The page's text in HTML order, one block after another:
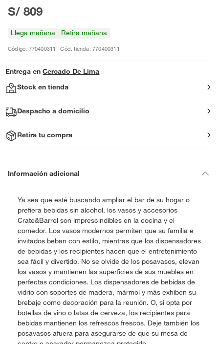
S/ 809
Llega mañana Retira mañana
Código: 770400311 Cód. tienda: 770400311
Entrega en Cercado De Lima
Stock en tienda
Despacho a domicilio
Retira tu compra
Información adicional
Ya sea que esté buscando ampliar el bar de su hogar o
prefiera bebidas sin alcohol, los vasos y accesorios
Crate&Barrel son imprescindibles en la cocina y el
comedor. Los vasos modernos permiten que su familia e
invitados beban con estilo, mientras que los dispensadores
de bebidas y los recipientes hacen que el entretenimiento
sea fácil y divertido. No se olvide de los posavasos, elevan
los vasos y mantienen las superficies de sus muebles en
perfectas condiciones. Los dispensadores de bebidas de
vidrio con soportes de madera, mármol y más exhiben su
brebaje como decoración para la reunión. O, si opta por
botellas de vino o latas de cerveza, los recipientes para
bebidas mantienen los refrescos frescos. Deje también los
posavasos afuera para asegurarse de que su mesa de